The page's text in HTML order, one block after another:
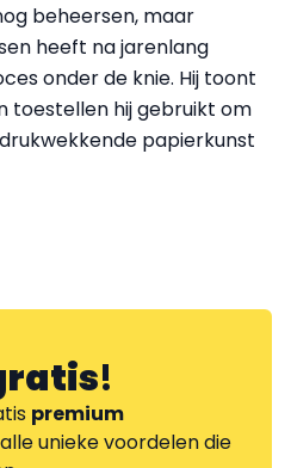
beheersen, maar
heeft na jarenlang
onder de knie. Hij toont
toestellen hij gebruikt om
papierkunst
!
premium
unieke voordelen die